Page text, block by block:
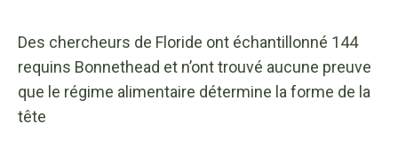
Des chercheurs de Floride ont échantillonné 144
requins Bonnethead et n’ont trouvé aucune preuve
que le régime alimentaire détermine la forme de la
tête